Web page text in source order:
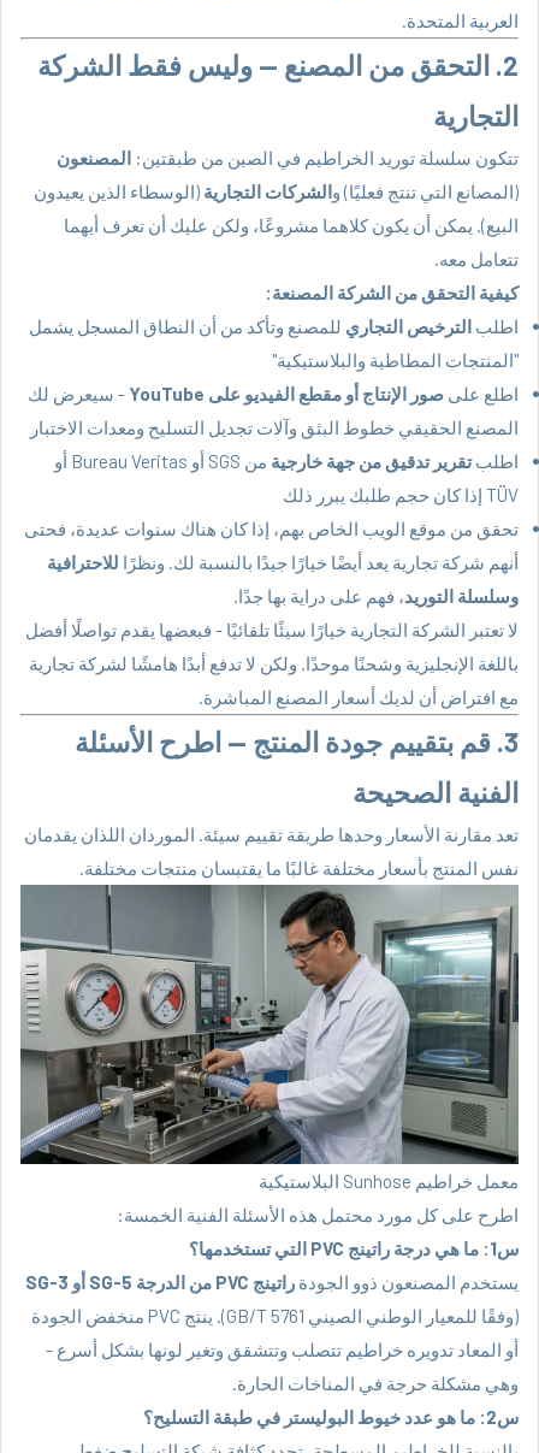
العربية المتحدة.
2. التحقق من المصنع — وليس فقط الشركة
التجارية
تتكون سلسلة توريد الخراطيم في الصين من طبقتين: المصنعون
(المصانع التي تنتج فعليًا) و الشركات التجارية (الوسطاء الذين يعيدون
البيع). يمكن أن يكون كلاهما مشروعًا، ولكن عليك أن تعرف أيهما
تتعامل معه.
كيفية التحقق من الشركة المصنعة:
اطلب الترخيص التجاري للمصنع وتأكد من أن النطاق المسجل يشمل
"المنتجات المطاطية والبلاستيكية"
اطلع على صور الإنتاج أو مقطع الفيديو على YouTube
- سيعرض لك
المصنع الحقيقي خطوط البثق وآلات تجديل التسليح ومعدات الاختبار
اطلبتقرير تدقيق من جهة خارجية
من SGS أو Bureau Veritas أو
TÜV إذا كان حجم طلبك يبرر ذلك
تحقق من موقع الويب الخاص بهم، إذا كان هناك سنوات عديدة، فحتى
أنهم شركة تجارية يعد أيضًا خيارًا جيدًا بالنسبة لك. ونظرًا للاحترافية
وسلسلة التوريد، فهم على دراية بها جدًا.
لا تعتبر الشركة التجارية خيارًا سيئًا تلقائيًا - فبعضها يقدم تواصلًا أفضل
باللغة الإنجليزية وشحنًا موحدًا. ولكن لا تدفع أبدًا هامشًا لشركة تجارية
مع افتراض أن لديك أسعار المصنع المباشرة.
3. قم بتقييم جودة المنتج — اطرح الأسئلة
الفنية الصحيحة
تعد مقارنة الأسعار وحدها طريقة تقييم سيئة. الموردان اللذان يقدمان
نفس المنتج بأسعار مختلفة غالبًا ما يقتبسان منتجات مختلفة.
معمل خراطيم Sunhose البلاستيكية
اطرح على كل مورد محتمل هذه الأسئلة الفنية الخمسة:
س1: ما هي درجة راتينج PVC التي تستخدمها؟
يستخدم المصنعون ذوو الجودة راتينج PVC من الدرجة SG-5 أو SG-3
(وفقًا للمعيار الوطني الصيني GB/T 5761). ينتج PVC منخفض الجودة
أو المعاد تدويره خراطيم تتصلب وتتشقق وتغير لونها بشكل أسرع -
وهي مشكلة حرجة في المناخات الحارة.
س2: ما هو عدد خيوط البوليستر في طبقة التسليح؟